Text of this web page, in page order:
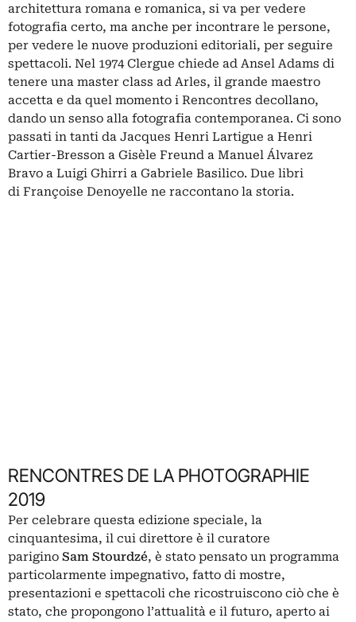
architettura romana e romanica, si va per vedere
fotografia certo, ma anche per incontrare le persone,
per vedere le nuove produzioni editoriali, per seguire
spettacoli. Nel 1974 Clergue chiede ad Ansel Adams di
tenere una master class ad Arles, il grande maestro
accetta e da quel momento i Rencontres decollano,
dando un senso alla fotografia contemporanea. Ci sono
passati in tanti da Jacques Henri Lartigue a Henri
Cartier-Bresson a Gisèle Freund a Manuel Álvarez
Bravo a Luigi Ghirri a Gabriele Basilico. Due libri
di Françoise Denoyelle ne raccontano la storia.
RENCONTRES DE LA PHOTOGRAPHIE
2019
Per celebrare questa edizione speciale, la
cinquantesima, il cui direttore è il curatore
parigino Sam Stourdzé, è stato pensato un programma
particolarmente impegnativo, fatto di mostre,
presentazioni e spettacoli che ricostruiscono ciò che è
stato, che propongono l’attualità e il futuro, aperto ai